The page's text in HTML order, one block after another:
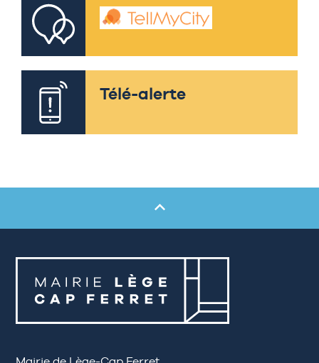
Télé-alerte